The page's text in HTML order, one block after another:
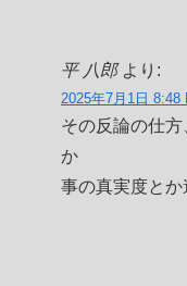
平 八郎 より:
2025年7月1日 8:48
その反論の仕
か
事の真実度とか